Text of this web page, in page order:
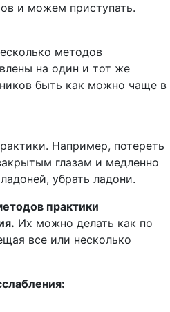
и можем приступать.
методов
на один и тот же
быть как можно чаще в
Например, потереть
глазам и медленно
убрать ладони.
практики
Их можно делать как по
все или несколько